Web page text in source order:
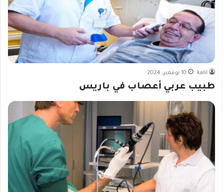
kalil 10 نوفمبر، 2024
طبيب عربي أعصاب في باريس